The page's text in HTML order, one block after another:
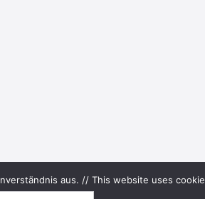
aus. // This website uses